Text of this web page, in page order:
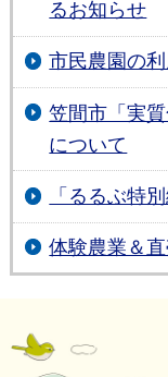
るお知らせ
市民農園の
笠間市「実
について
「るるぶ特
体験農業＆